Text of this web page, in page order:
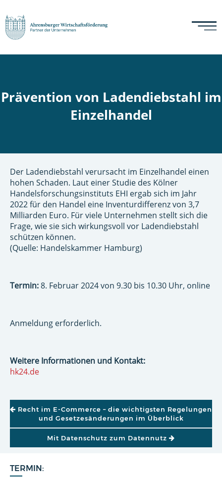
Prävention von Ladendiebstahl im
Einzelhandel
TERMIN:
Der Ladendiebstahl verursacht im Einzelhandel einen
hohen Schaden. Laut einer Studie des Kölner
Handelsforschungsinstituts EHI ergab sich im Jahr
2022 für den Handel eine Inventurdifferenz von 3,7
Milliarden Euro. Für viele Unternehmen stellt sich die
Frage, wie sie sich wirkungsvoll vor Ladendiebstahl
schützen können.
(Quelle: Handelskammer Hamburg)
Termin:8. Februar 2024 von 9.30 bis 10.30 Uhr, online
Anmeldung erforderlich.
Weitere Informationen und Kontakt:
hk24.de
BEITRAGSNAVIGATION
Recht im E-Commerce – die wichtigsten Regelungen
und Gesetzesänderungen im Überblick
Mit Datenschutz zum Datennutz